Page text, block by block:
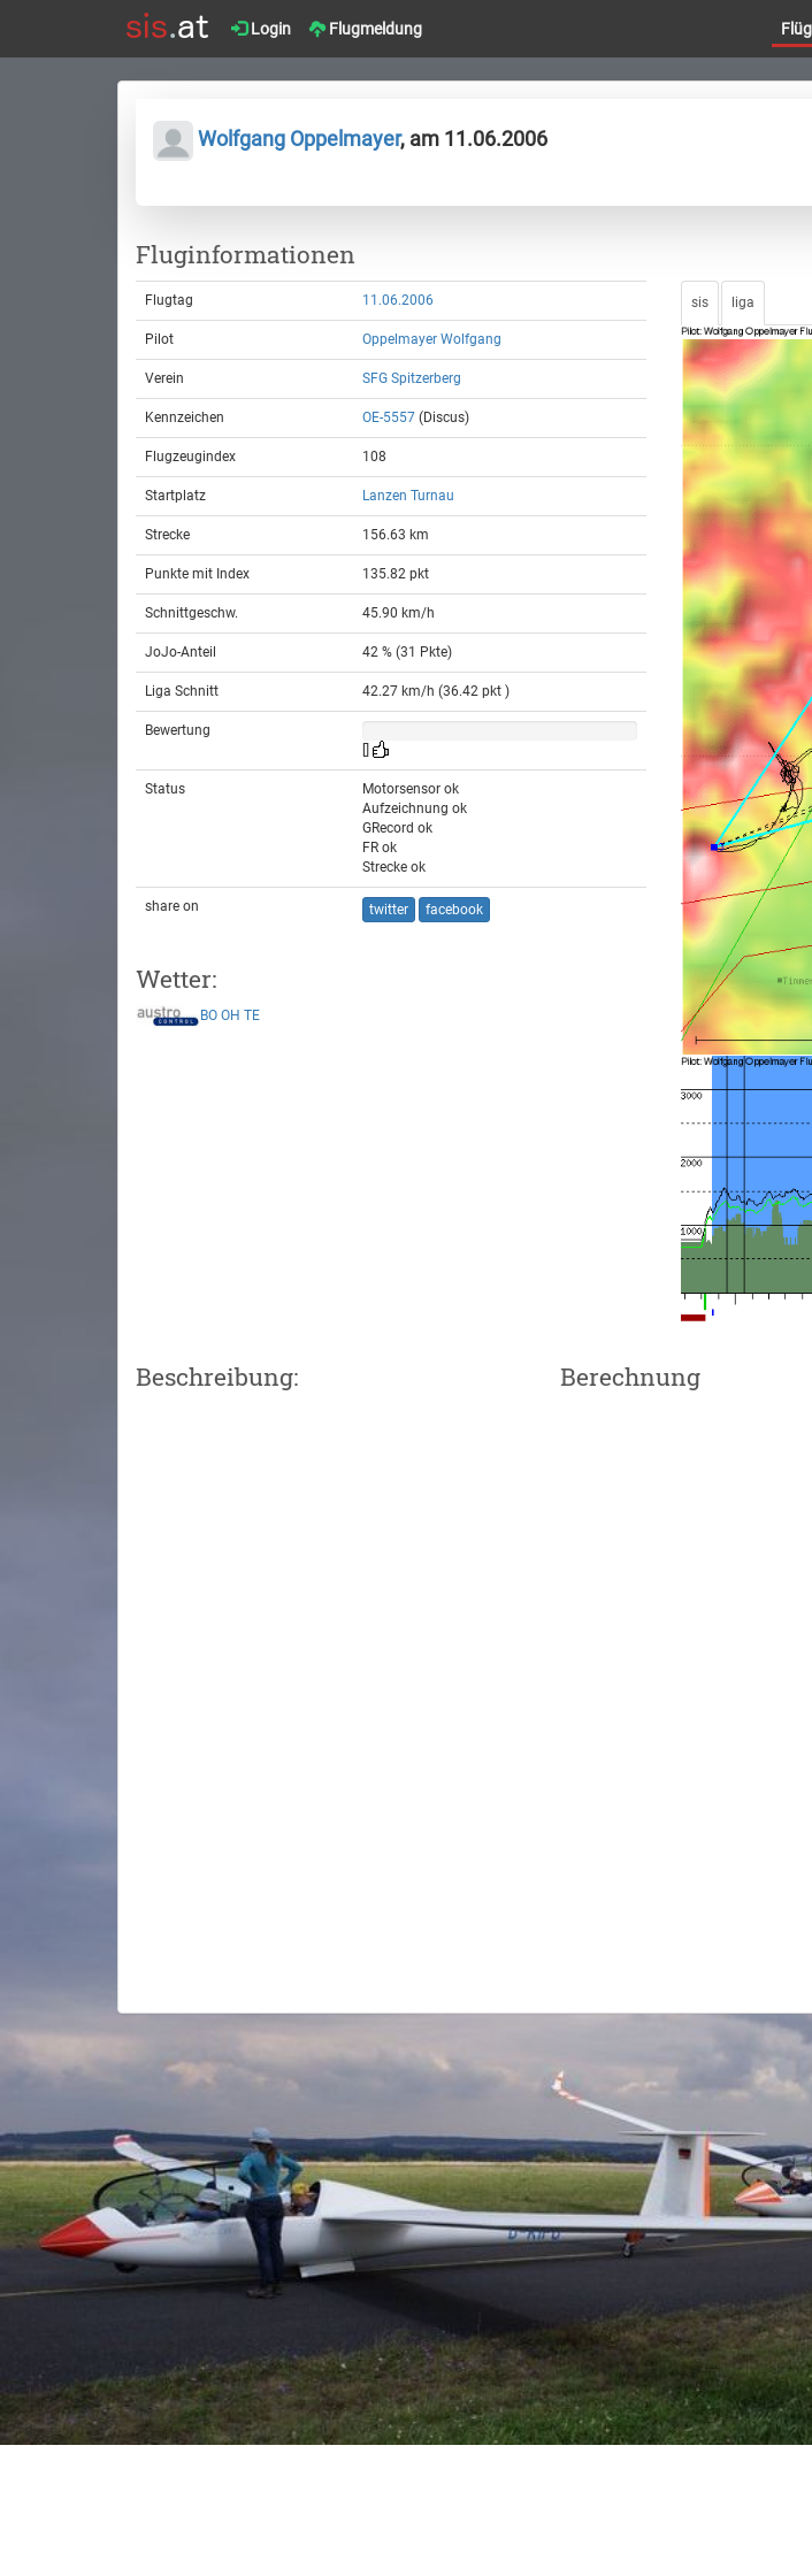
Login Flugmeldung
Wolfgang Oppelmayer, am 11.06.2006
Fluginformationen
Flugtag 11.06.2006
Pilot Oppelmayer Wolfgang
Verein SFG Spitzerberg
Kennzeichen OE-5557 (Discus)
Flugzeugindex 108
Startplatz Lanzen Turnau
Strecke 156.63 km
Punkte mit Index 135.82 pkt
Schnittgeschw. 45.90 km/h
JoJo-Anteil 42 % (31 Pkte)
Liga Schnitt 42.27 km/h (36.42 pkt )
Bewertung
[]
Status
Motorsensor ok
Aufzeichnung ok
GRecord ok
FR ok
Strecke ok
share on twitter facebook
Wetter:
BO OH TE
sis liga
Beschreibung: Berechnung